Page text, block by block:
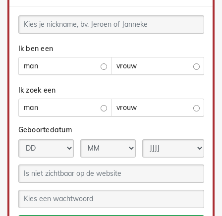
Ik ben een
man
vrouw
Ik zoek een
man
vrouw
Geboortedatum